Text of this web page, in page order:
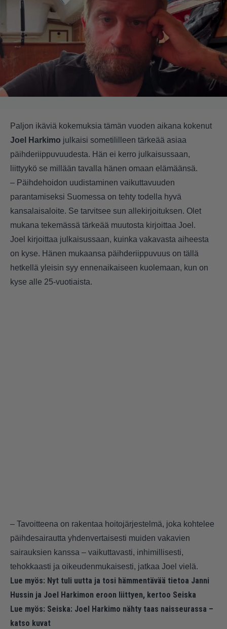
Paljon ikäviä kokemuksia tämän vuoden aikana kokenut
Joel Harkimo julkaisi sometililleen tärkeää asiaa
päihderiippuvuudesta. Hän ei kerro julkaisussaan,
liittyykö se millään tavalla hänen omaan elämäänsä.
– Päihdehoidon uudistaminen vaikuttavuuden
parantamiseksi Suomessa on tehty todella hyvä
kansalaisaloite. Se tarvitsee sun allekirjoituksen. Olet
mukana tekemässä tärkeää muutosta kirjoittaa Joel.
Joel kirjoittaa julkaisussaan, kuinka vakavasta aiheesta
on kyse. Hänen mukaansa päihderiippuvuus on tällä
hetkellä yleisin syy ennenaikaiseen kuolemaan, kun on
kyse alle 25-vuotiaista.
– Tavoitteena on rakentaa hoitojärjestelmä, joka kohtelee
päihdesairautta yhdenvertaisesti muiden vakavien
sairauksien kanssa – vaikuttavasti, inhimillisesti,
tehokkaasti ja oikeudenmukaisesti, jatkaa Joel vielä.
Lue myös: Nyt tuli uutta ja tosi hämmentävää tietoa Janni
Hussin ja Joel Harkimon eroon liittyen, kertoo Seiska
Lue myös: Seiska: Joel Harkimo nähty taas naisseurassa –
katso kuvat